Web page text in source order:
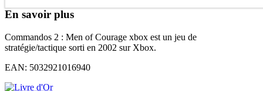
En savoir plus
Commandos 2 : Men of Courage xbox est un jeu de
stratégie/tactique sorti en 2002 sur Xbox.
EAN: 5032921016940